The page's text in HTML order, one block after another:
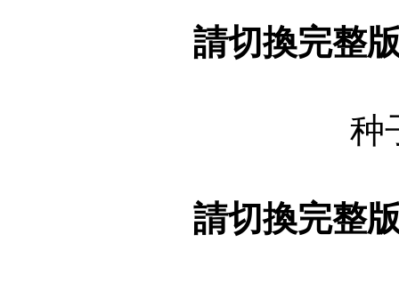
請切換完整
种
請切換完整